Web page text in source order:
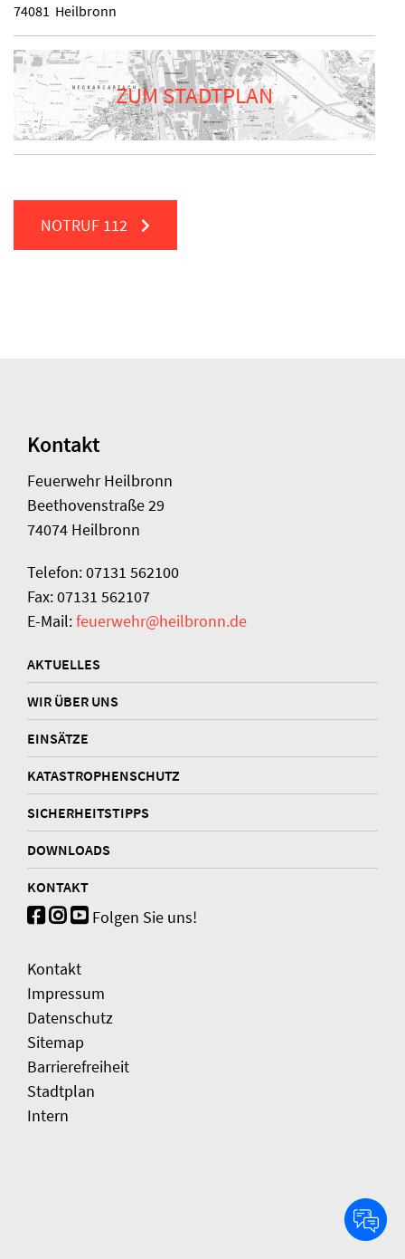
74081 Heilbronn
ZUM STADTPLAN
NOTRUF 112
Kontakt
Feuerwehr Heilbronn
Beethovenstraße 29
74074 Heilbronn
Telefon: 07131 562100
Fax: 07131 562107
E-Mail:feuerwehr@heilbronn.de
AKTUELLES
WIR ÜBER UNS
EINSÄTZE
KATASTROPHENSCHUTZ
SICHERHEITSTIPPS
DOWNLOADS
KONTAKT
Folgen Sie uns!
Kontakt
Impressum
Datenschutz
Sitemap
Barrierefreiheit
Stadtplan
Intern